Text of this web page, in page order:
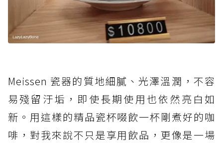
Meissen 瓷器的質地細膩、光澤溫潤，不容
易殘留汙垢，即使長期使用也依然亮白如
新。用這樣的精品瓷杯啜飲一杯剛煮好的咖
啡，對我來說不只是享用飲品，更像是一場